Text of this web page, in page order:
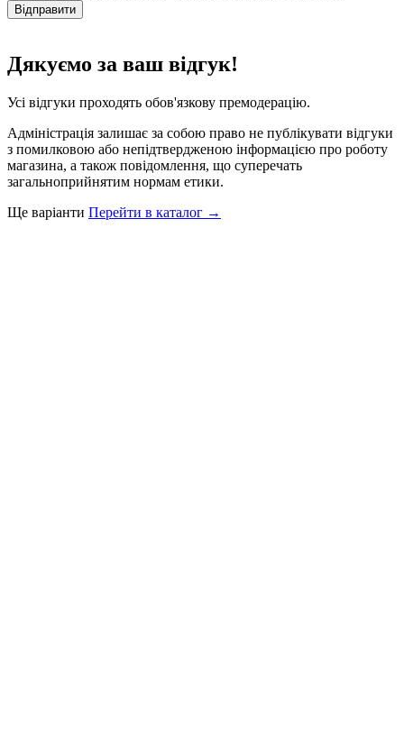
Відправити
Дякуємо за ваш відгук!
Усі відгуки проходять обов'язкову премодерацію.
Адміністрація залишає за собою право не публікувати відгуки
з помилковою або непідтвердженою інформацією про роботу
магазина, а також повідомлення, що суперечать
загальноприйнятим нормам етики.
Ще варіанти Перейти в каталог →